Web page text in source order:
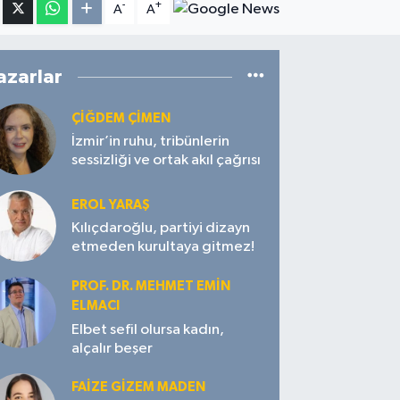
A- A+
ÇIĞDEM ÇIMEN
İzmir’in ruhu, tribünlerin
sessizliği ve ortak akıl çağrısı
EROL YARAŞ
Kılıçdaroğlu, partiyi dizayn
etmeden kurultaya gitmez!
PROF. DR. MEHMET EMIN
ELMACI
Elbet sefil olursa kadın,
alçalır beşer
FAIZE GIZEM MADEN